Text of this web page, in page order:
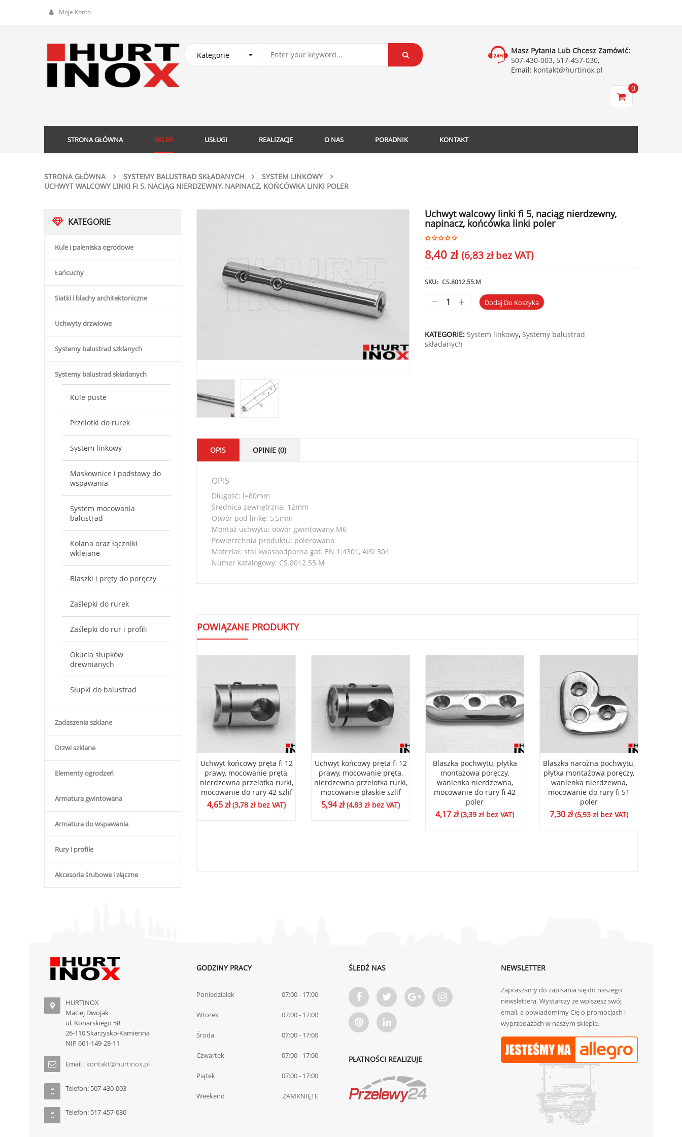
Moje Konto
Masz Pytania Lub Chcesz Zamówić:
507-430-003, 517-457-030,
Email: kontakt@hurtinox.pl
0
STRONA GŁÓWNA SKLEP USŁUGI REALIZACJE O NAS PORADNIK KONTAKT
STRONA GŁÓWNA SYSTEMY BALUSTRAD SKŁADANYCH
SYSTEM LINKOWY
UCHWYT WALCOWY LINKI FI 5, NACIĄG NIERDZEWNY, NAPINACZ, KOŃCÓWKA LINKI POLER
KATEGORIE
Kule i paleniska ogrodowe
Łańcuchy
Siatki i blachy architektoniczne
Uchwyty drzwiowe
Systemy balustrad szklanych
Systemy balustrad składanych
Kule puste
Przelotki do rurek
System linkowy
Maskownice i podstawy do
wspawania
System mocowania
balustrad
Kolana oraz łączniki
wklejane
Blaszki i pręty do poręczy
Zaślepki do rurek
Zaślepki do rur i profili
Okucia słupków
drewnianych
Słupki do balustrad
Zadaszenia szklane
Drzwi szklane
Elementy ogrodzeń
Armatura gwintowana
Armatura do wspawania
Rury i profile
Akcesoria śrubowe i złączne
Uchwyt walcowy linki fi 5, naciąg nierdzewny,
napinacz, końcówka linki poler
8,40 zł (6,83 złbez VAT)
SKU: CS.8012.55.M
Dodaj Do Koszyka
KATEGORIE: System linkowy, Systemy balustrad
składanych
OPIS OPINIE (0)
OPIS
Długość: l=80mm
Średnica zewnętrzna: 12mm
Otwór pod linkę: 5,5mm
Montaż uchwytu: otwór gwintowany M6
Powierzchnia produktu: polerowana
Materiał: stal kwasoodporna gat. EN 1.4301, AISI 304
Numer katalogowy: CS.8012.55.M
POWIĄZANE PRODUKTY
poręczy,
płytka montażowa poręczy,
Uchwyt końcowy pręta fi 12
prawy, mocowanie pręta,
nierdzewna przelotka rurki,
mocowanie do rury 42 szlif
4,65zł (3,78 złbez VAT)
Uchwyt końcowy pręta fi 12
prawy, mocowanie pręta,
nierdzewna przelotka rurki,
mocowanie płaskie szlif
5,94zł (4,83 złbez VAT)
Blaszka pochwytu, płytka
montażowa poręczy,
wanienka nierdzewna,
mocowanie do rury fi 42
poler
4,17zł (3,39 złbez VAT)
Blaszka narożna pochwytu,
płytka montażowa poręczy,
wanienka nierdzewna,
mocowanie do rury fi 51
poler
7,30zł (5,93 złbez VAT)
HURTINOX
Maciej Dwojak
ul. Konarskiego 58
26-110 Skarżysko-Kamienna
NIP 661-149-28-11
Email : kontakt@hurtinox.pl
Telefon: 507-430-003
Telefon: 517-457-030
GODZINY PRACY
Poniedziałek 07:00 - 17:00
Wtorek 07:00 - 17:00
Środa 07:00 - 17:00
Czwartek 07:00 - 17:00
Piątek 07:00 - 17:00
Weekend ZAMKNIĘTE
ŚLEDŹ NAS
PŁATNOŚCI REALIZUJE
NEWSLETTER
Zapraszamy do zapisania się do naszego
newslettera. Wystarczy że wpiszesz swój
email, a powiadomimy Cię o promocjach i
wyprzedażach w naszym sklepie.